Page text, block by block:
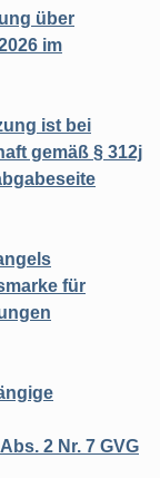
über
im
ist bei
gemäß § 312j
für
2 Nr. 7 GVG